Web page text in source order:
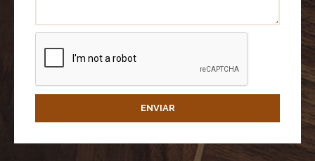
ENVIAR